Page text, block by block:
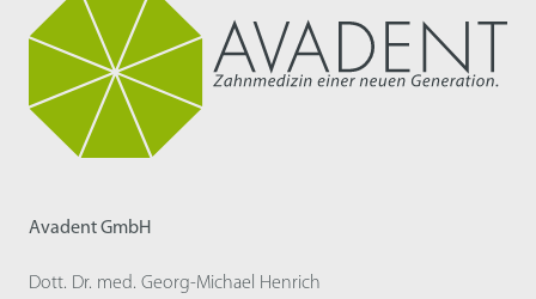
Avadent GmbH
Dott. Dr. med. Georg-Michael Henrich